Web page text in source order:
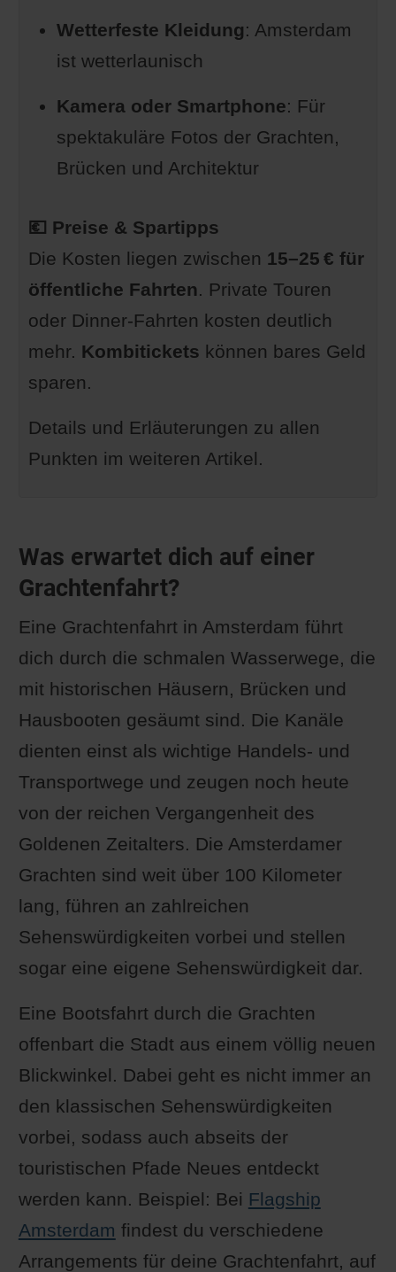
Wetterfeste Kleidung: Amsterdam
ist wetterlaunisch
Kamera oder Smartphone: Für
spektakuläre Fotos der Grachten,
Brücken und Architektur
💶 Preise & Spartipps
Die Kosten liegen zwischen 15–25 € für
öffentliche Fahrten. Private Touren
oder Dinner-Fahrten kosten deutlich
mehr. Kombitickets können bares Geld
sparen.
Details und Erläuterungen zu allen
Punkten im weiteren Artikel.
Was erwartet dich auf einer
Grachtenfahrt?
Eine Grachtenfahrt in Amsterdam führt
dich durch die schmalen Wasserwege, die
mit historischen Häusern, Brücken und
Hausbooten gesäumt sind. Die Kanäle
dienten einst als wichtige Handels- und
Transportwege und zeugen noch heute
von der reichen Vergangenheit des
Goldenen Zeitalters. Die Amsterdamer
Grachten sind weit über 100 Kilometer
lang, führen an zahlreichen
Sehenswürdigkeiten vorbei und stellen
sogar eine eigene Sehenswürdigkeit dar.
Eine Bootsfahrt durch die Grachten
offenbart die Stadt aus einem völlig neuen
Blickwinkel. Dabei geht es nicht immer an
den klassischen Sehenswürdigkeiten
vorbei, sodass auch abseits der
touristischen Pfade Neues entdeckt
werden kann. Beispiel: Bei Flagship
Amsterdam findest du verschiedene
Arrangements für deine Grachtenfahrt, auf